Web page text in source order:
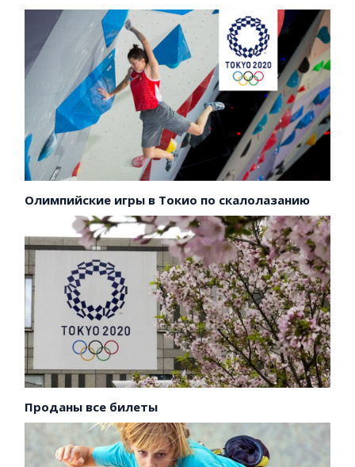
Олимпийские игры в Токио по скалолазанию
Проданы все билеты